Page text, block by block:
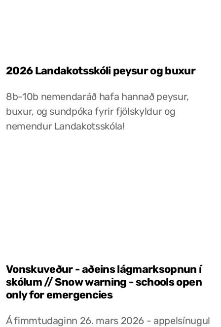
2026 Landakotsskóli peysur og buxur
8b-10b nemendaráð hafa hannað peysur,
buxur, og sundpóka fyrir fjölskyldur og
nemendur Landakotsskóla!
Vonskuveður - aðeins lágmarksopnun í
skólum // Snow warning - schools open
only for emergencies
Á fimmtudaginn 26. mars 2026 - appelsínugul